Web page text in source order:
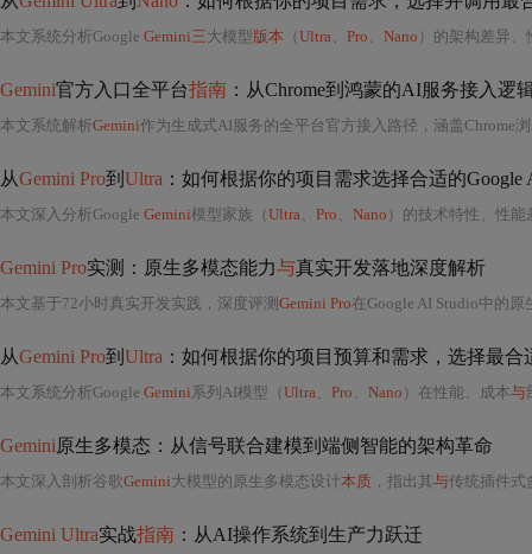
本文系统分析Google Gemini三大模型 版本 （Ultra、 Pro 、 Nano ）的架构差异、
Gemini官方入口全平台指南 ：从Chrome到鸿蒙的AI服务接入逻
本文系统解析Gemini作为生成式AI服务的全平台官方接入路径，涵盖Chrome浏览器沙箱集成、Android系统级AI服务、
从Gemini Pro到 Ultra ：如何根据你的项目需求选择合适的Google
本文深入分析Google Gemini模型家族（Ultra、 Pro 、 Nano ）的技术特性、性能
Gemini Pro实测：原生多模态能力与真实开发落地深度解析
本文基于72小时真实开发实践，深度评测 Gemini Pro在Google AI Studio中的
从Gemini Pro到 Ultra ：如何根据你的项目预算和需求，选择最合
本文系统分析Google Gemini系列AI模型（Ultra、 Pro 、 Nano ）在性能、成本与
Gemini原生多模态：从信号联合建模到端侧智能的架构革命
本文深入剖析谷歌Gemini大模型的原生多模态设计本质 ，指出其与传统插件式多
Gemini Ultra实战指南 ：从AI操作系统到生产力跃迁